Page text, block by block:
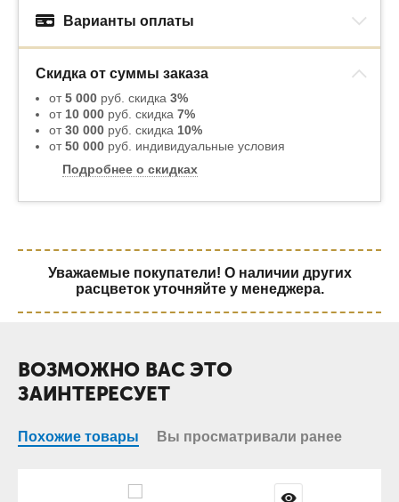
Варианты оплаты
Скидка от суммы заказа
от5 000 руб. скидка 3%
от 10 000 руб. скидка 7%
от30 000 руб. скидка 10%
от50 000 руб. индивидуальные условия
Подробнее о скидках
Уважаемые покупатели! О наличии других
расцветок уточняйте у менеджера.
ВОЗМОЖНО ВАС ЭТО
ЗАИНТЕРЕСУЕТ
Похожие товары Вы просматривали ранее